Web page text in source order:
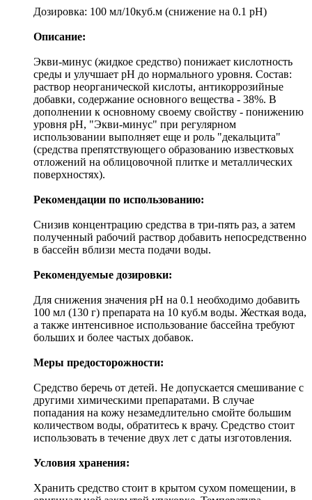
Дозировка: 100 мл/10куб.м (снижение на 0.1 pH)
Описание:
Экви-минус (жидкое средство) понижает кислотность
среды и улучшает pH до нормального уровня. Состав:
раствор неорганической кислоты, антикоррозийные
добавки, содержание основного вещества - 38%. В
дополнении к основному своему свойству - понижению
уровня рН, "Экви-минус" при регулярном
использовании выполняет еще и роль "декальцита"
(средства препятствующего образованию известковых
отложений на облицовочной плитке и металлических
поверхностях).
Рекомендации по использованию:
Снизив концентрацию средства в три-пять раз, а затем
полученный рабочий раствор добавить непосредственно
в бассейн вблизи места подачи воды.
Рекомендуемые дозировки:
Для снижения значения рН на 0.1 необходимо добавить
100 мл (130 г) препарата на 10 куб.м воды. Жесткая вода,
а также интенсивное использование бассейна требуют
больших и более частых добавок.
Меры предосторожности:
Средство беречь от детей. Не допускается смешивание с
другими химическими препаратами. В случае
попадания на кожу незамедлительно смойте большим
количеством воды, обратитесь к врачу. Средство стоит
использовать в течение двух лет с даты изготовления.
Условия хранения:
Хранить средство стоит в крытом сухом помещении, в